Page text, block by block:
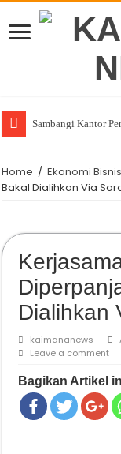
Sambangi Kantor
Home / Ekonomi Bisnis
Bakal Dialihkan Via
Dialihkan
kaimananews
Leave a comment
Bagikan Artikel